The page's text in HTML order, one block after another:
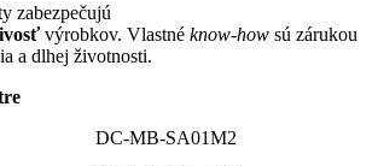
zabezpečujú
výrobkov. Vlastné know-how sú zárukou
a dlhej životnosti.
SA01M2